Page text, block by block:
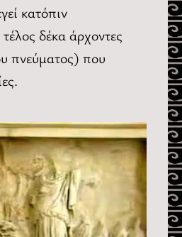
κατόπιν
δέκα άρχοντες
πνεύματος) που